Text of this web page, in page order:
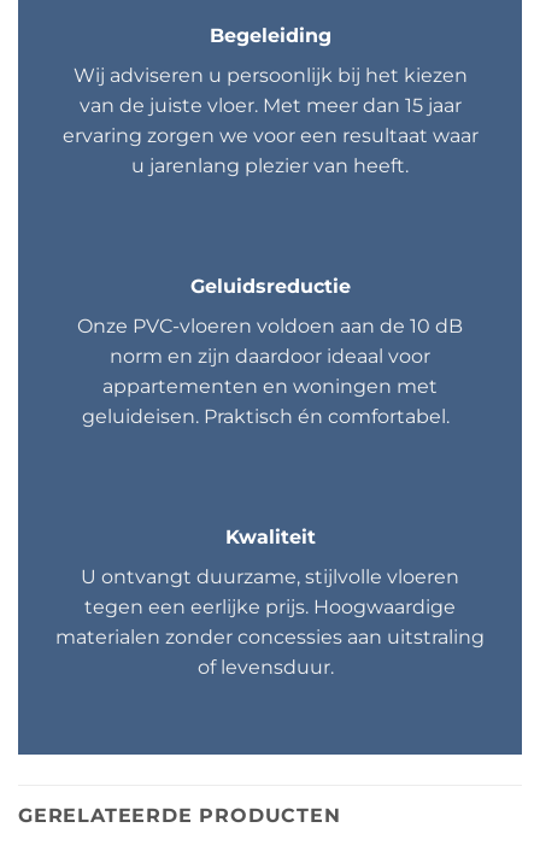
Begeleiding
Wij adviseren u persoonlijk bij het kiezen
van de juiste vloer. Met meer dan 15 jaar
ervaring zorgen we voor een resultaat waar
u jarenlang plezier van heeft.
Geluidsreductie
Onze PVC-vloeren voldoen aan de 10 dB
norm en zijn daardoor ideaal voor
appartementen en woningen met
geluideisen. Praktisch én comfortabel.
Kwaliteit
U ontvangt duurzame, stijlvolle vloeren
tegen een eerlijke prijs. Hoogwaardige
materialen zonder concessies aan uitstraling
of levensduur.
GERELATEERDE PRODUCTEN